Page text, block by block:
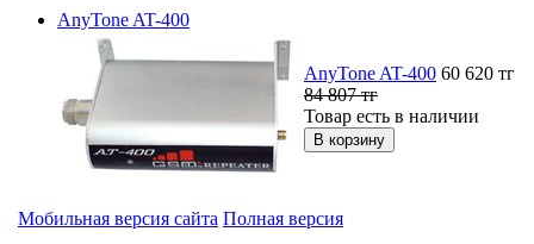
AnyTone AT-400
AnyTone AT-400 60 620 тг
84 807тг
Товар есть в наличии
Мобильная версия сайта Полная версия